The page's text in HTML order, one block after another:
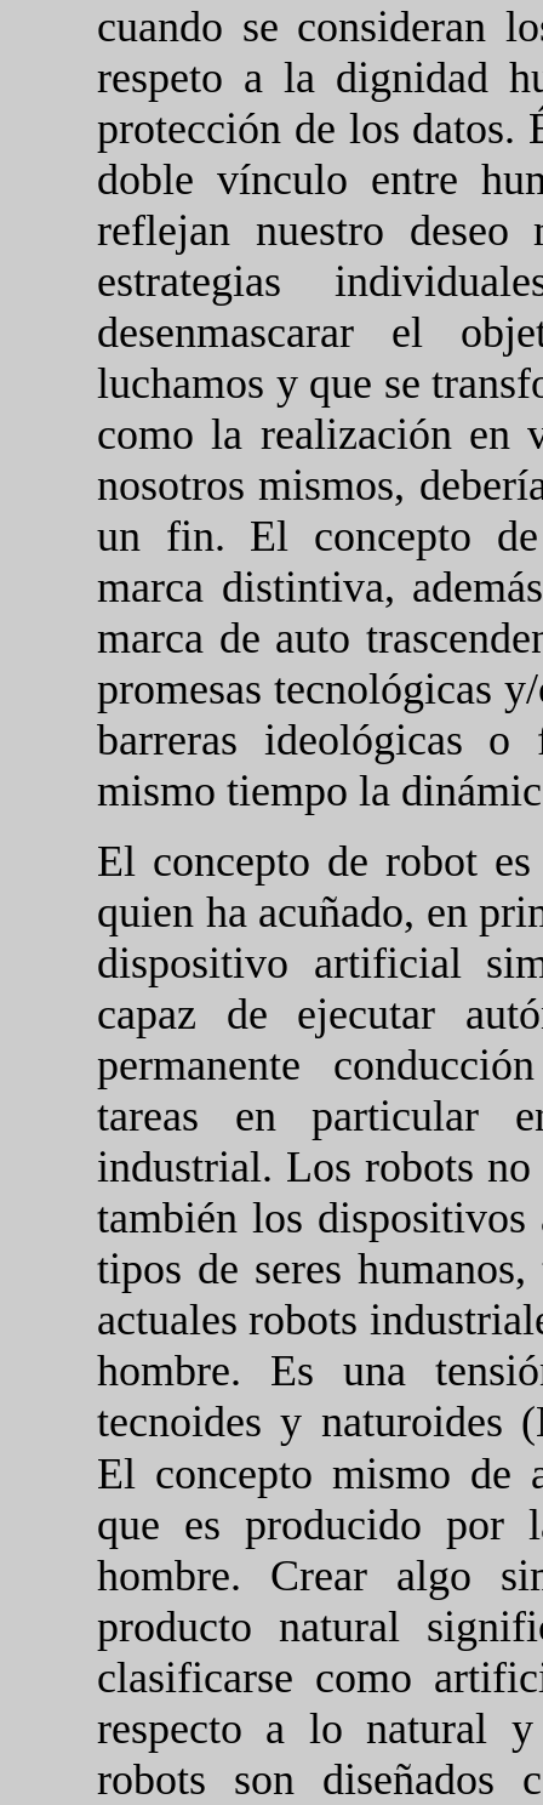
cuando se consideran
respeto a la dignidad
protección de los datos.
doble vínculo entre
reflejan nuestro deseo
estrategias
desenmascarar el
luchamos y que se
como la realización en
nosotros mismos,
un fin. El concepto de
marca distintiva,
marca de auto
promesas tecnológicas
barreras ideológicas o
mismo tiempo la
El concepto de robot
quien ha acuñado, en
dispositivo artificial
capaz de ejecutar
permanente
tareas en particular
industrial. Los robots
también los
tipos de seres
actuales robots
hombre. Es una
tecnoides y naturoides
El concepto mismo de
que es producido por
hombre. Crear algo
producto natural
clasificarse como
respecto a lo natural
robots son diseñados